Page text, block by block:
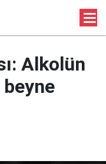
Alkolün
beyne